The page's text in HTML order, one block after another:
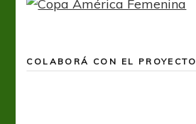
COLABORÁ CON EL PROYECTO